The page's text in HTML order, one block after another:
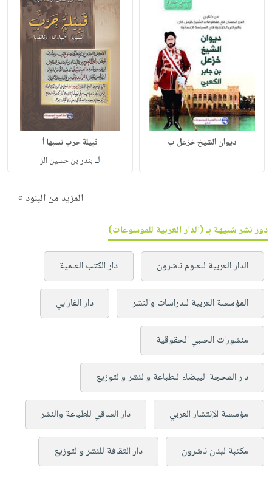
ديوان الشيخ خزعل ب قبيلة حرب نسبها أ
لـ بندر بن حسين الز
المزيد من البنود »
دور نشر شبيهة بـ (الدار العربية للموسوعات)
الدار العربية للعلوم ناشرون دار الكتب العلمية
المؤسسة العربية للدراسات والنشر دار الفارابي
منشورات الحلبي الحقوقية
دار المحجة البيضاء للطباعة والنشر والتوزيع
مؤسسة الإنتشار العربي دار الساقي للطباعة والنشر
مكتبة لبنان ناشرون دار الثقافة للنشر والتوزيع